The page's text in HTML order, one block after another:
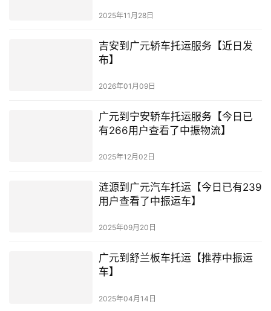
2025年11月28日
吉安到广元轿车托运服务【近日发
布】
2026年01月09日
广元到宁安轿车托运服务【今日已
有266用户查看了中振物流】
2025年12月02日
涟源到广元汽车托运【今日已有239
用户查看了中振运车】
2025年09月20日
广元到舒兰板车托运【推荐中振运
车】
2025年04月14日